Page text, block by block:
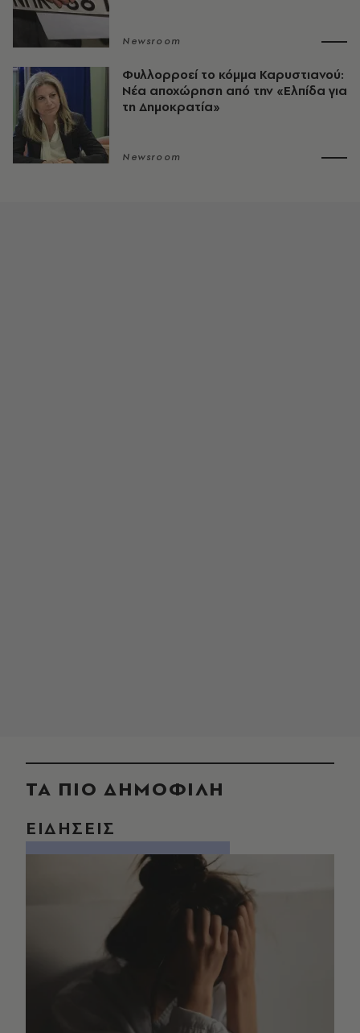
Newsroom
Φυλλορροεί το κόμμα Καρυστιανού:
Νέα αποχώρηση από την «Ελπίδα για
τη Δημοκρατία»
Newsroom
ΤΑ ΠΙΟ ΔΗΜΟΦΙΛΗ
ΕΙΔΗΣΕΙΣ